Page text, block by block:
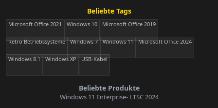
Beliebte Tags
Microsoft Office 2021 Windows 10 Microsoft Office 2019
Retro Betriebssysteme Windows 7 Windows 11 Microsoft Office 2024
Windows 8.1 Windows XP USB-Kabel
Beliebte Produkte
Windows 11 Enterprise- LTSC 2024